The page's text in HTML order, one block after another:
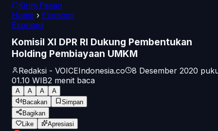
Kirim Pesan
Home › Ekonomi
Ekonomi
KomisiI XI DPR RI Dukung Pembentukan
Holding Pembiayaan UMKM
Redaksi - VOICEIndonesia.co
8 Desember 2020
01.10 WIB2 menit baca
A A A
A
Bacakan
Simpan
Bagikan
Like
Apresiasi